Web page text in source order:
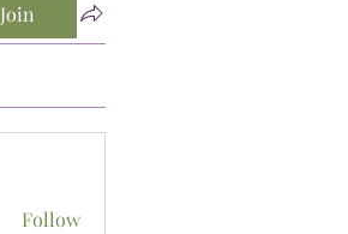
Join
Follow